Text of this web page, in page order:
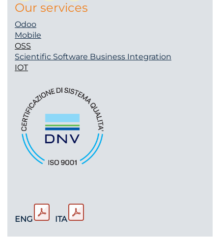
Our services
Odoo
Mobile
OSS
Scientific Software Business Integration
IOT
ENG ITA